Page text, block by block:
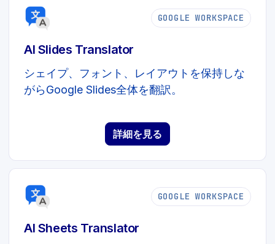
GOOGLE WORKSPACE
AI Slides Translator
シェイプ、フォント、レイアウトを保持しな
がらGoogle Slides全体を翻訳。
詳細を見る
GOOGLE WORKSPACE
AI Sheets Translator